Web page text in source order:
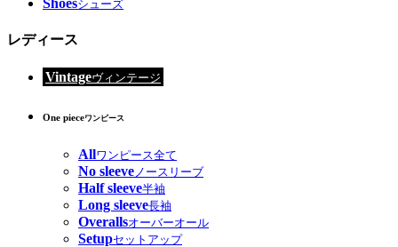
Shoesシューズ
レディース
Vintageヴィンテージ
One pieceワンピース
Allワンピース全て
No sleeve ノースリーブ
Half sleeve半袖
Long sleeve長袖
Overallsオーバーオール
Setupセットアップ